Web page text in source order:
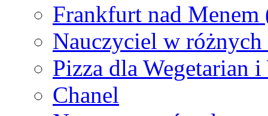
Frankfurt nad
Nauczyciel w różnych
Pizza dla Wegetarian i
Chanel